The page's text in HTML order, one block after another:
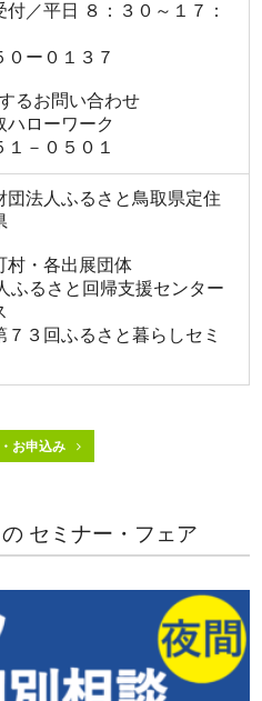
付／平日 ８：３０～１７：
０ー０１３７
るお問い合わせ
ハローワーク
１－０５０１
団法人ふるさと鳥取県定住
村・各出展団体
ふるさと回帰支援センター
７３回ふるさと暮らしセミ
お申込み
の セミナー・フェア